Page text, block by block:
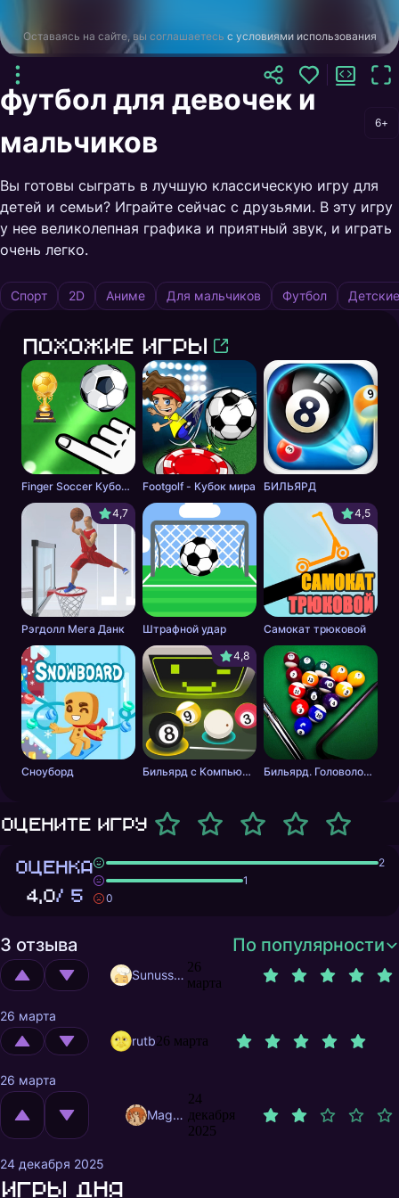
Оставаясь на сайте, вы соглашаетесь с условиями использования
футбол для девочек и
мальчиков
6+
Вы готовы сыграть в лучшую классическую игру для
детей и семьи? Играйте сейчас с друзьями. В эту игру
у нее великолепная графика и приятный звук, и играть
очень легко.
Спорт 2D Аниме Для мальчиков Футбол Детские
Похожие игры
Finger Soccer Кубок мира Footgolf - Кубок мира
БИЛЬЯРД
4,7
Рэгдолл Мега Данк Штрафной удар
4,5
Самокат трюковой
Сноуборд
4,8
Бильярд с Компьютером Бильярд. Головоломка.
Оцените игру
ОЦЕНКА
4,0/ 5
2
1
0
3 отзыва По популярности
Sunusstex
26
марта
26 марта
rutb26 марта
26 марта
MagnificentMrFox
24
декабря
2025
24 декабря 2025
Игры дня